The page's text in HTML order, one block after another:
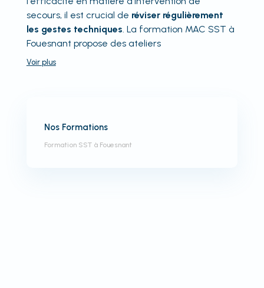
secours, il est crucial de réviser régulièrement
les gestes techniques. La formation MAC SST à
Fouesnant propose des ateliers
Voir plus
Nos Formations
Formation SST à Fouesnant